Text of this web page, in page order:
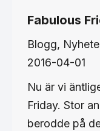
Fabulous
Blogg,
2016-04-01
Nu är vi
Friday. Stor
berodde på